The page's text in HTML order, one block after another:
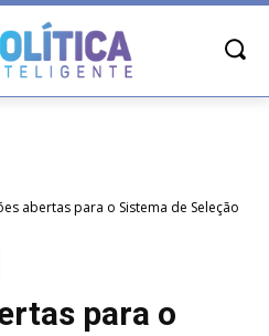
abertas para o Sistema de Seleção
para o